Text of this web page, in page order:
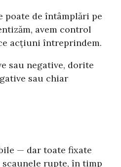
poate de întâmplări pe
avem control
acțiuni întreprindem.
sau negative, dorite
sau chiar
— dar toate fixate
scaunele rupte, în timp